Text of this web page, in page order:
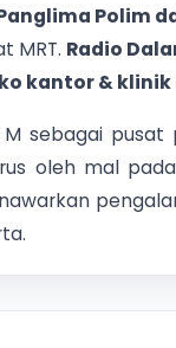
Polim
MRT. Radio
kantor &
sebagai
oleh mal